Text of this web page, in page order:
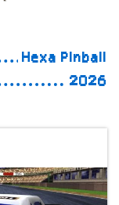
Hexa Pinball
2026